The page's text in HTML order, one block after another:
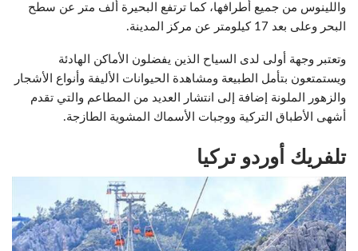
واللينوس من جميع أطرافها، كما ترتفع البحيرة ألف متر عن سطح
البحر وعلى بعد 17 كيلومتر عن مركز المدينة.
وتعتبر وجهة أولى لدى السياح الذين يفضلون الأماكن الهادئة
ويستمتعون بتأمل الطبيعة ومشاهدة الحيوانات الأليفة وأنواع الأشجار
والزهور الملونة إضافة إلى انتشار العديد من المطاعم والتي تقدم
أشهى الأطباق التركية ووجبات الأسماك المشوية الطازجة.
تلفريك أوردو تركيا